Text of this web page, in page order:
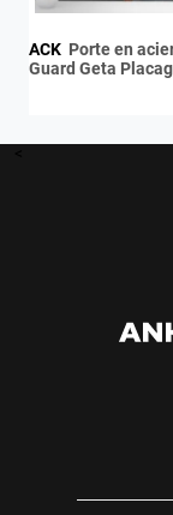
ACK
Guard Geta